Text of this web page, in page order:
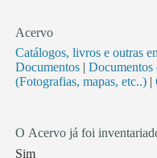
Acervo
Catálogos, livros e outras
Documentos| Documentos
(Fotografias, mapas, etc..)|
O Acervo já foi
Sim